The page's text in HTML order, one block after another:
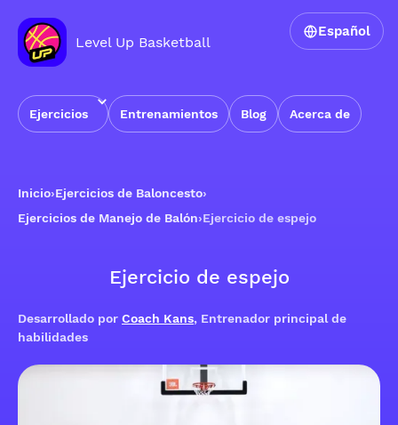
Level Up Basketball
Ejercicios Entrenamientos Blog Acerca de
Español
Inicio›Ejercicios de Baloncesto›
Ejercicios de Manejo de Balón›Ejercicio de espejo
Ejercicio de espejo
Desarrollado por Coach Kans, Entrenador principal de
habilidades